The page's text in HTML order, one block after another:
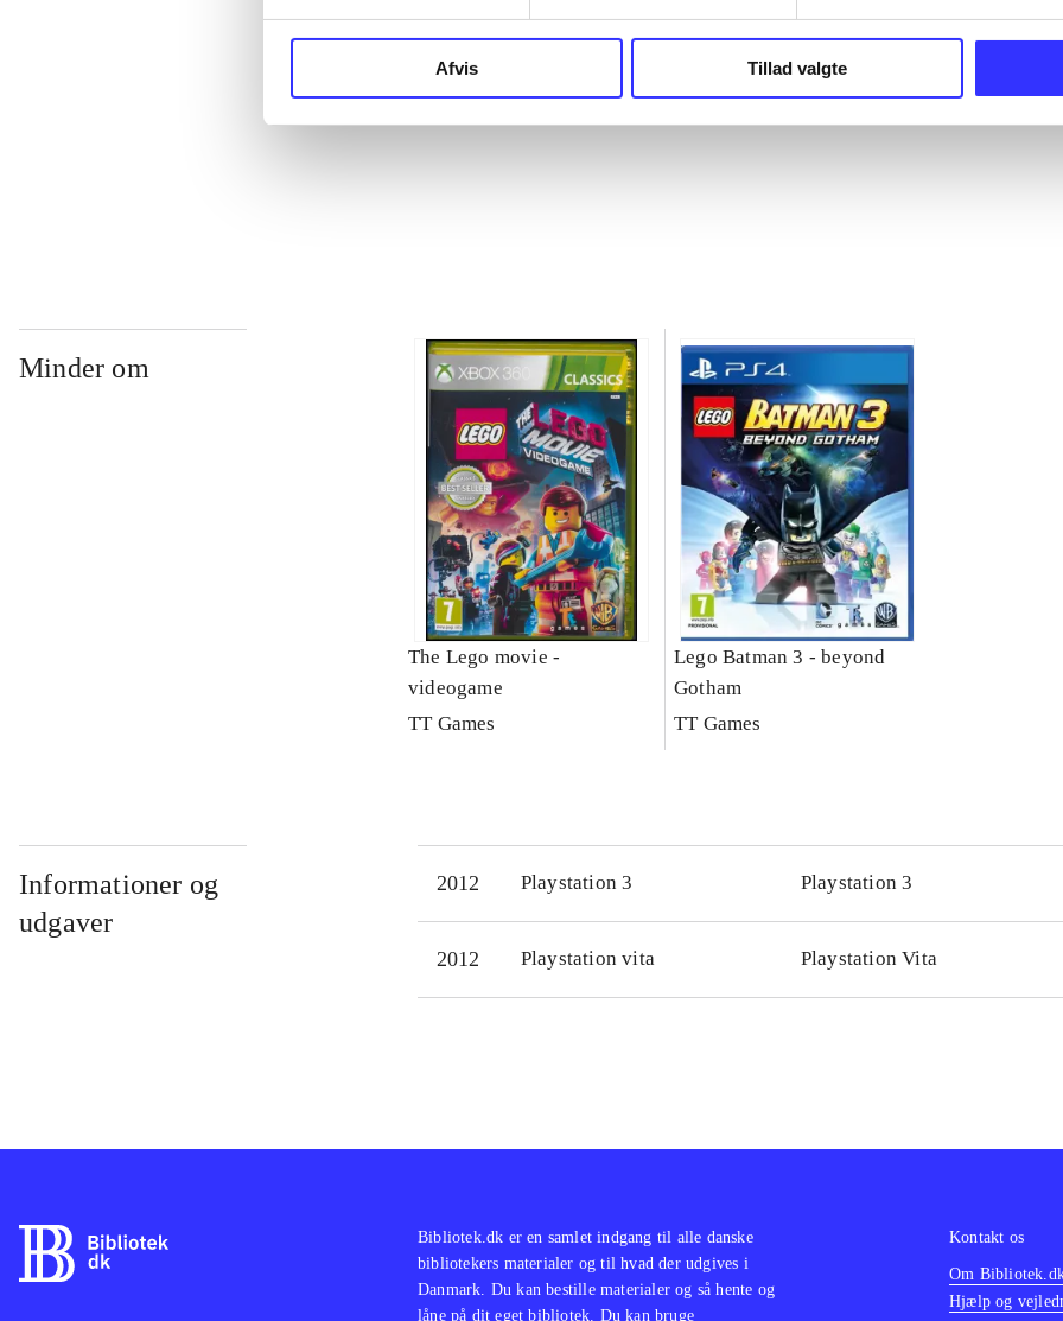
Afvis Tillad valgte
...
Minder om
The Lego movie -
videogame
TT Games
Lego Batman 3 - beyond
Gotham
TT Games
Informationer og
udgaver
2012 Playstation 3 Playstation 3
2012 Playstation vita Playstation Vita
Bibliotek.dk er en samlet indgang til alle danske
bibliotekers materialer og til hvad der udgives i
Danmark. Du kan bestille materialer og så hente og
låne på dit eget bibliotek. Du kan bruge
Kontakt os
Om
Hjælp og